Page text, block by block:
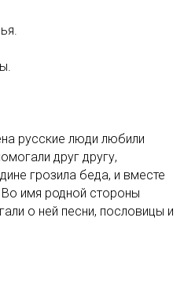
русские люди любили
друг другу,
грозила беда, и вместе
имя родной стороны
о ней песни, пословицы и